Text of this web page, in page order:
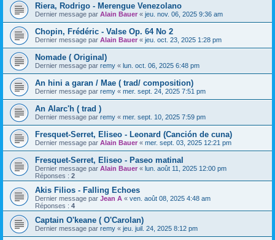
Riera, Rodrigo - Merengue Venezolano
Dernier message par Alain Bauer « jeu. nov. 06, 2025 9:36 am
Chopin, Frédéric - Valse Op. 64 No 2
Dernier message par Alain Bauer « jeu. oct. 23, 2025 1:28 pm
Nomade ( Original)
Dernier message par remy « lun. oct. 06, 2025 6:48 pm
An hini a garan / Mae ( trad/ composition)
Dernier message par remy « mer. sept. 24, 2025 7:51 pm
An Alarc'h ( trad )
Dernier message par remy « mer. sept. 10, 2025 7:59 pm
Fresquet-Serret, Eliseo - Leonard (Canción de cuna)
Dernier message par Alain Bauer « mer. sept. 03, 2025 12:21 pm
Fresquet-Serret, Eliseo - Paseo matinal
Dernier message par Alain Bauer « lun. août 11, 2025 12:00 pm
Réponses : 2
Akis Filios - Falling Echoes
Dernier message par Jean A « ven. août 08, 2025 4:48 am
Réponses : 4
Captain O'keane ( O'Carolan)
Dernier message par remy « jeu. juil. 24, 2025 8:12 pm